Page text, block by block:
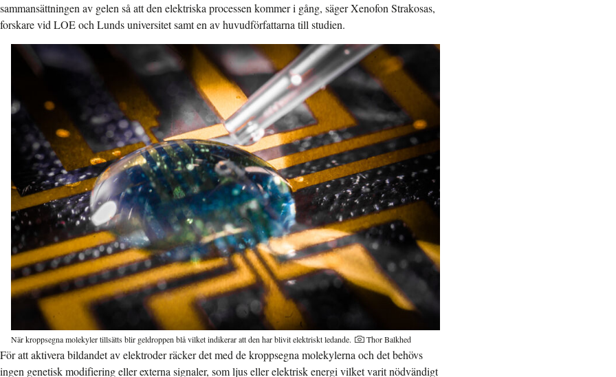
sammansättningen av gelen så att den elektriska processen kommer i gång, säger Xenofon Strakosas,
forskare vid LOE och Lunds universitet samt en av huvudförfattarna till studien.
När kroppsegna molekyler tillsätts blir geldroppen blå vilket indikerar att den har blivit elektriskt ledande. Thor Balkhed
För att aktivera bildandet av elektroder räcker det med de kroppsegna molekylerna och det behövs
ingen genetisk modifiering eller externa signaler, som ljus eller elektrisk energi vilket varit nödvändigt